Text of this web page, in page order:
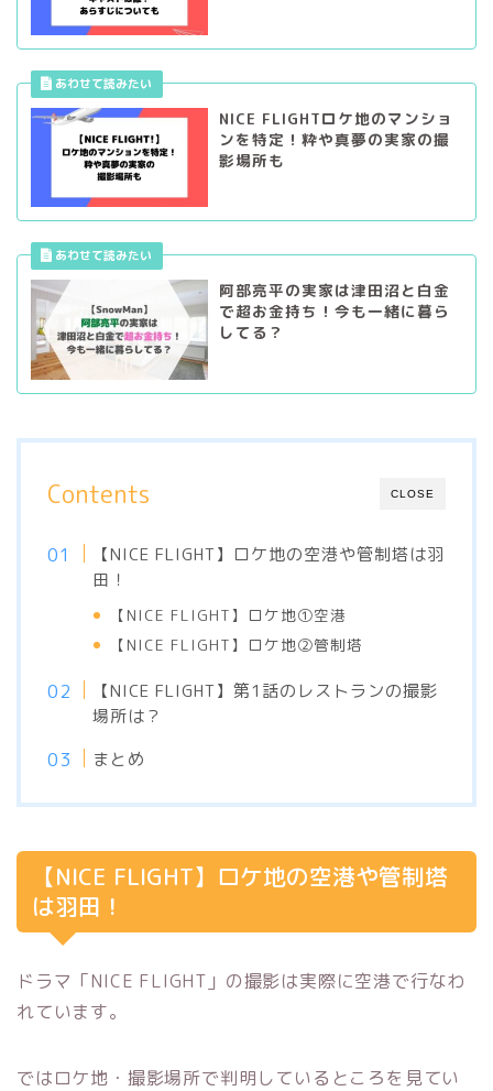
NICE FLIGHTロケ地のマンショ
ンを特定！粋や真夢の実家の撮
影場所も
阿部亮平の実家は津田沼と白金
で超お金持ち！今も一緒に暮ら
してる？
CLOSE
Contents
【NICE FLIGHT】ロケ地の空港や管制塔は羽
田！
【NICE FLIGHT】ロケ地①空港
【NICE FLIGHT】ロケ地②管制塔
【NICE FLIGHT】第1話のレストランの撮影
場所は？
まとめ
【NICE FLIGHT】ロケ地の空港や管制塔
は羽田！
ドラマ「NICE FLIGHT」の撮影は実際に空港で行なわ
れています。
ではロケ地・撮影場所で判明しているところを見てい